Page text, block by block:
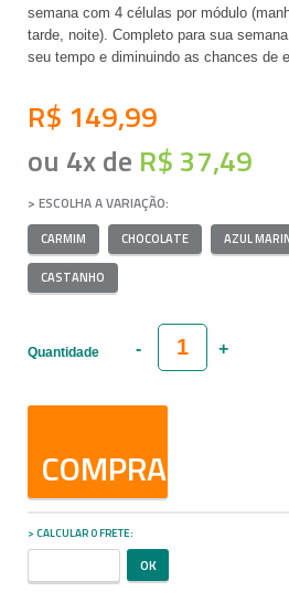
semana com 4 células por módulo
tarde, noite). Completo para sua
seu tempo e diminuindo as chances de
R$ 149,99
ou 4xde R$ 37,49
VARIAÇÃO
CARMIM CHOCOLATE AZUL
CASTANHO
Quantidade
COMPRAR
CALCULAR O FRETE